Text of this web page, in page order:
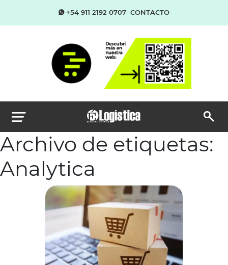
+54 911 2192 0707 CONTACTO
Archivo de etiquetas:
Analytica